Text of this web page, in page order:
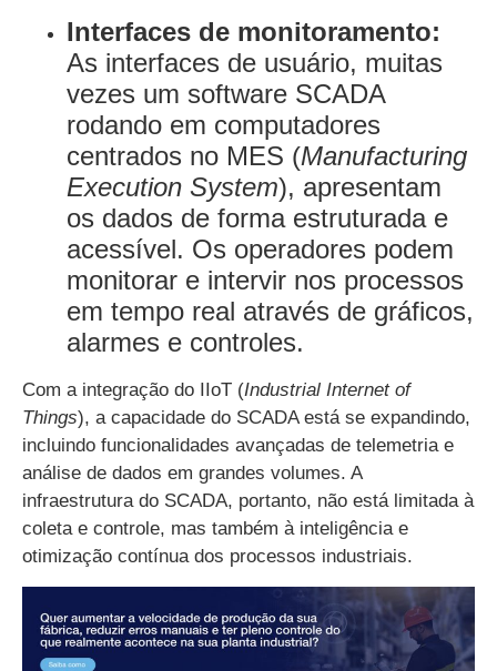
Interfaces de monitoramento:
As interfaces de usuário, muitas
vezes um software SCADA
rodando em computadores
centrados no MES (Manufacturing
Execution System), apresentam
os dados de forma estruturada e
acessível. Os operadores podem
monitorar e intervir nos processos
em tempo real através de gráficos,
alarmes e controles.
Com a integração do IIoT (Industrial Internet of
Things), a capacidade do SCADA está se expandindo,
incluindo funcionalidades avançadas de telemetria e
análise de dados em grandes volumes. A
infraestrutura do SCADA, portanto, não está limitada à
coleta e controle, mas também à inteligência e
otimização contínua dos processos industriais.